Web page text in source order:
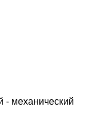
- механический